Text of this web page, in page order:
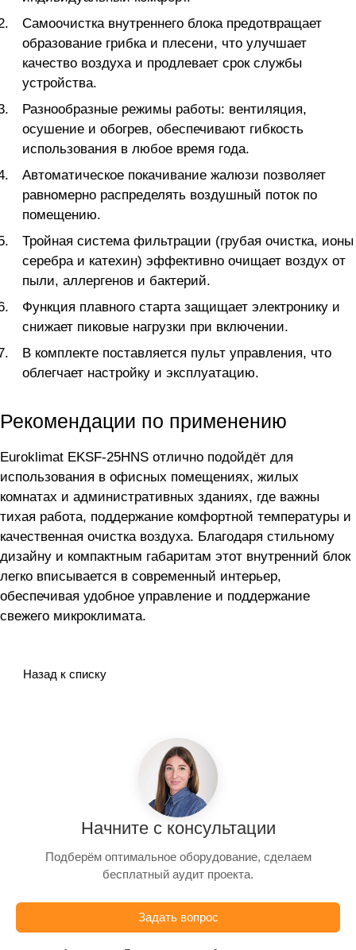
Самоочистка внутреннего блока предотвращает
образование грибка и плесени, что улучшает
качество воздуха и продлевает срок службы
устройства.
Разнообразные режимы работы: вентиляция,
осушение и обогрев, обеспечивают гибкость
использования в любое время года.
Автоматическое покачивание жалюзи позволяет
равномерно распределять воздушный поток по
помещению.
Тройная система фильтрации (грубая очистка, ионы
серебра и катехин) эффективно очищает воздух от
пыли, аллергенов и бактерий.
Функция плавного старта защищает электронику и
снижает пиковые нагрузки при включении.
В комплекте поставляется пульт управления, что
облегчает настройку и эксплуатацию.
Рекомендации по применению
Euroklimat EKSF-25HNS отлично подойдёт для
использования в офисных помещениях, жилых
комнатах и административных зданиях, где важны
тихая работа, поддержание комфортной температуры и
качественная очистка воздуха. Благодаря стильному
дизайну и компактным габаритам этот внутренний блок
легко вписывается в современный интерьер,
обеспечивая удобное управление и поддержание
свежего микроклимата.
Назад к списку
Начните с консультации
Подберём оптимальное оборудование, сделаем
бесплатный аудит проекта.
Задать вопрос